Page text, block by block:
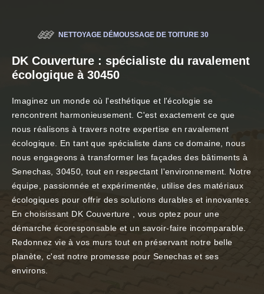
NETTOYAGE DÉMOUSSAGE DE TOITURE 30
DK Couverture : spécialiste du ravalement
écologique à 30450
Imaginez un monde où l'esthétique et l'écologie se
rencontrent harmonieusement. C'est exactement ce que
nous réalisons à travers notre expertise en ravalement
écologique. En tant que spécialiste dans ce domaine, nous
nous engageons à transformer les façades des bâtiments à
Senechas, 30450, tout en respectant l'environnement. Notre
équipe, passionnée et expérimentée, utilise des matériaux
écologiques pour offrir des solutions durables et innovantes.
En choisissant DK Couverture , vous optez pour une
démarche écoresponsable et un savoir-faire incomparable.
Redonnez vie à vos murs tout en préservant notre belle
planète, c'est notre promesse pour Senechas et ses
environs.